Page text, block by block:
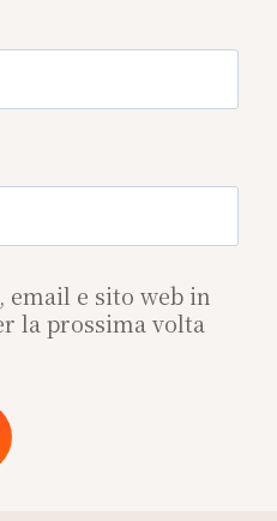
email e sito web in
la prossima volta